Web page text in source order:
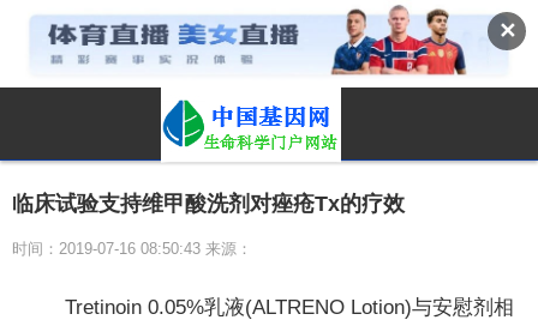
✕
临床试验支持维甲酸洗剂对痤疮Tx的疗效
时间：2019-07-16 08:50:43 来源：
Tretinoin 0.05%乳液(ALTRENO Lotion)与安慰剂相